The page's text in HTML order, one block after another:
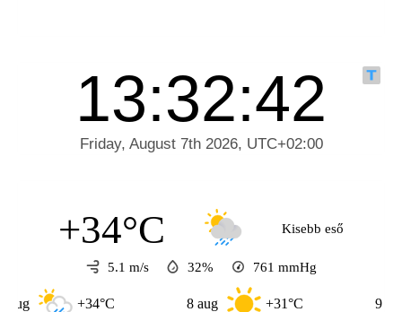
+34°C Kisebb eső
5.1 m/s 32% 761 mmHg
+34°C +31°C